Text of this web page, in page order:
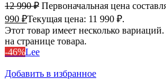
12 990₽ Первоначальная цена
990 ₽Текущая цена: 11 990 ₽.
Этот товар имеет несколько
на странице товара.
-46%Lee
Добавить в избранное